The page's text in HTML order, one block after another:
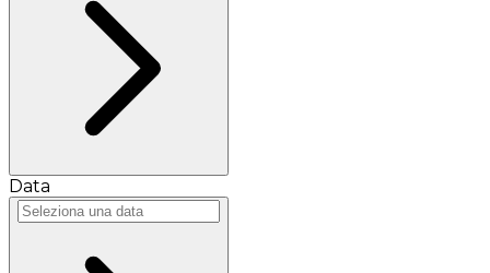
Data